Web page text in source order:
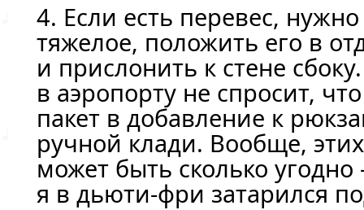
4. Если есть перевес,
тяжелое, положить его в
и прислонить к стене
в аэропорту не спросит,
пакет в добавление к
ручной клади. Вообще,
может быть сколько
я в дьюти-фри затарился